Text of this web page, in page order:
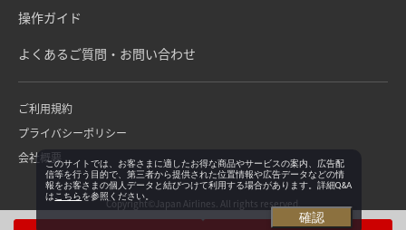
操作ガイド
よくあるご質問・お問い合わせ
ご利用規約
プライバシーポリシー
会社概要
Copyright©Japan Airlines. All rights reserved.
このサイトでは、お客さまに適したお得な商品やサービスの案内、広告配
信等を行う目的で、第三者から提供された位置情報や広告データなどの情
報をお客さまの個人データと結びつけて利用する場合があります。詳細Q&A
は こちらを参照ください。
確認